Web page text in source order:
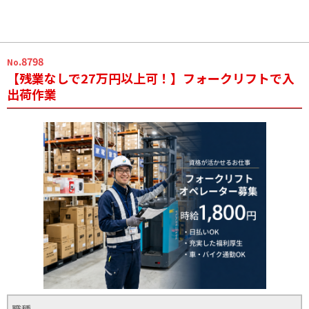
No.8798
【残業なしで27万円以上可！】フォークリフトで入
出荷作業